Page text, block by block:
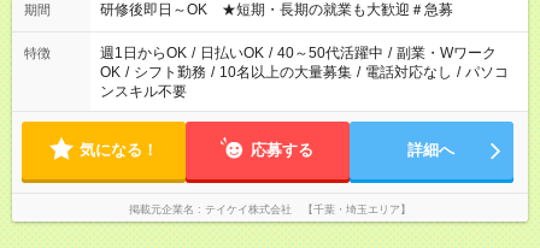
期間 研修後即日～OK ★短期・長期の就業も大歓迎＃急募
特徴 週1日からOK / 日払いOK / 40～50代活躍中 / 副業・Wワーク
OK / シフト勤務 / 10名以上の大量募集 / 電話対応なし / パソコ
ンスキル不要
気になる！ 応募する 詳細へ
掲載元企業名 テイケイ株式会社 【千葉・埼玉エリア】